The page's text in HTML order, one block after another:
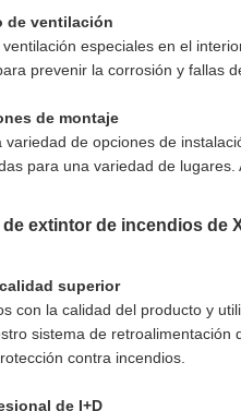
de ventilación
especiales en el
prevenir la corrosión y fallas
de montaje
variedad de opciones de
para una variedad de
de extintor de incendios de
superior
con la calidad del producto y
sistema de
contra incendios.
de I+D